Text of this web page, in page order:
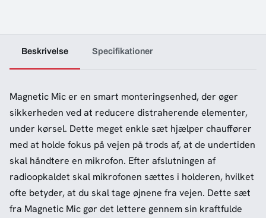
Beskrivelse Specifikationer
Magnetic Mic er en smart monteringsenhed, der øger
sikkerheden ved at reducere distraherende elementer,
under kørsel. Dette meget enkle sæt hjælper chauffører
med at holde fokus på vejen på trods af, at de undertiden
skal håndtere en mikrofon. Efter afslutningen af
radioopkaldet skal mikrofonen sættes i holderen, hvilket
ofte betyder, at du skal tage øjnene fra vejen. Dette sæt
fra Magnetic Mic gør det lettere gennem sin kraftfulde